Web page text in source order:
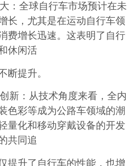
：全球自行车市场预计在未
长，尤其是在运动自行车领
费增长迅速。这表明了自行
休闲活
断提升。
新：从技术角度来看，全内
色彩等成为公路车领域的潮
量化和移动穿戴设备的开发
共同追
提升了自行车的性能，也增